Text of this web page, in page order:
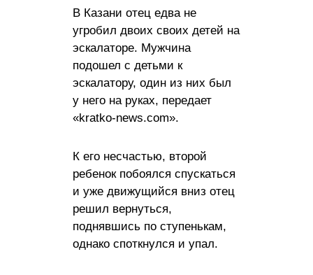
В Казани отец едва не
угробил двоих своих детей на
эскалаторе. Мужчина
подошел с детьми к
эскалатору, один из них был
у него на руках, передает
«kratko-news.com».
К его несчастью, второй
ребенок побоялся спускаться
и уже движущийся вниз отец
решил вернуться,
поднявшись по ступенькам,
однако споткнулся и упал.